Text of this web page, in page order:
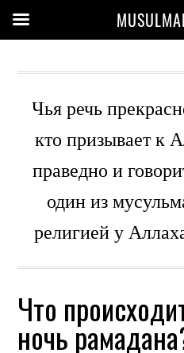
Чья речь
кто призывает к
праведно и
один из
религией у
Что
ночь